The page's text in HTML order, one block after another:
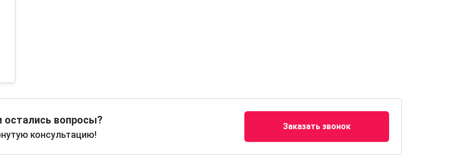
вопросы?
консультацию!
Заказать звонок